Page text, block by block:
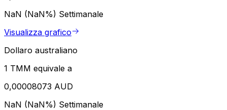
NaN (NaN%) Settimanale
Visualizza grafico
Dollaro australiano
1 TMM equivale a
0,00008073 AUD
NaN (NaN%) Settimanale